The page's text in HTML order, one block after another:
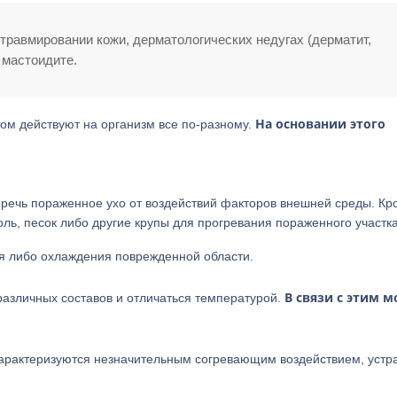
кожи, дерматологических недугах (дерматит,
действуют на организм все по-разному. На основании этого
пораженное ухо от воздействий факторов внешней среды.
песок либо другие крупы для прогревания пораженного
либо охлаждения поврежденной области.
составов и отличаться температурой. В связи с этим
незначительным согревающим воздействием,